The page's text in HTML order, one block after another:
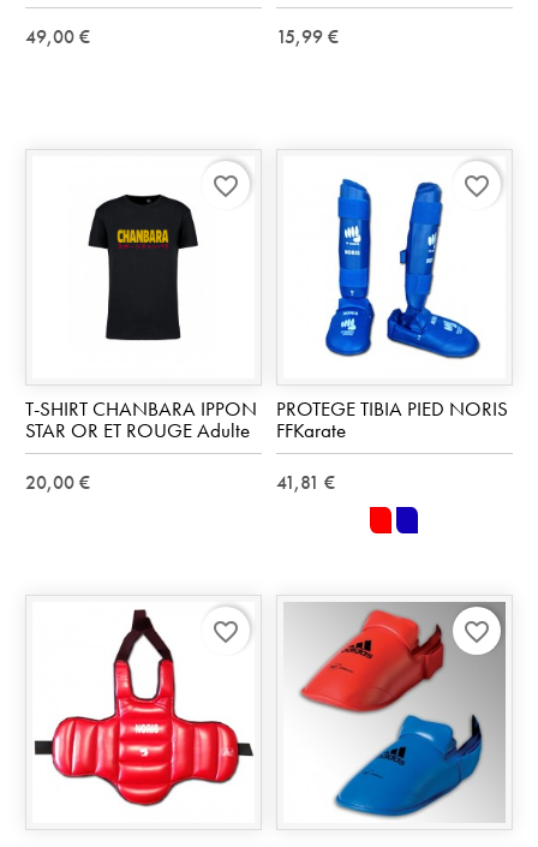
49,00 € 15,99 €
T-SHIRT CHANBARA IPPON
STAR OR ET ROUGE Adulte
20,00 €
favorite_border
PROTEGE TIBIA PIED NORIS
FFKarate
41,81 €
rougebleu
favorite_border
favorite_border favorite_border